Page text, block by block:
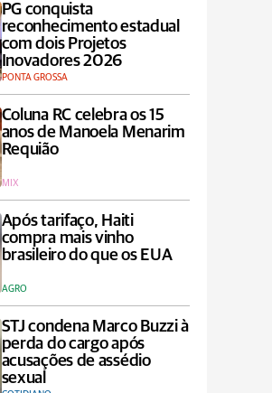
PG conquista
reconhecimento estadual
com dois Projetos
Inovadores 2026
PONTA GROSSA
Coluna RC celebra os 15
anos de Manoela Menarim
Requião
MIX
Após tarifaço, Haiti
compra mais vinho
brasileiro do que os EUA
AGRO
STJ condena Marco Buzzi à
perda do cargo após
acusações de assédio
sexual